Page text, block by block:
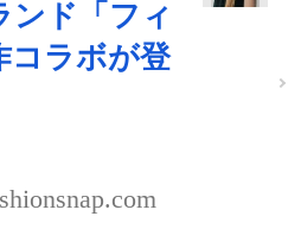
ンド「フィ
コラボが登